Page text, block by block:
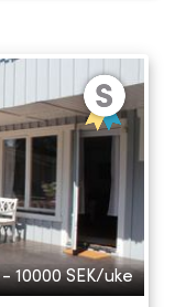
10000 SEK/uke